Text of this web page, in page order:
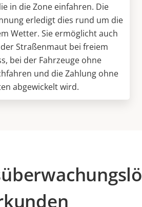
in die Zone einfahren. Die
erledigt dies rund um die
Wetter. Sie ermöglicht auch
Straßenmaut bei freiem
bei der Fahrzeuge ohne
und die Zahlung ohne
abgewickelt wird.